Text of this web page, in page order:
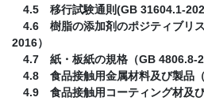
4.5 移行試験通則(GB 31604.1-
4.6 樹脂の添加剤のポジティブリ
2016）
4.7 紙・板紙の規格（GB 4806.8-
4.8 食品接触用金属材料及び製品（
4.9 食品接触用コーティング材及